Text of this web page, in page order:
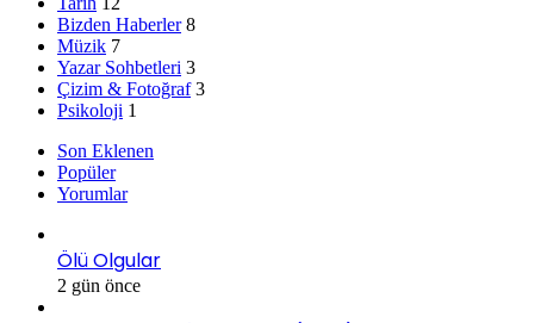
Bizden Haberler 8
Müzik 7
Yazar Sohbetleri 3
Çizim & Fotoğraf 3
Psikoloji 1
Son Eklenen
Popüler
Yorumlar
Ölü Olgular
2 gün önce